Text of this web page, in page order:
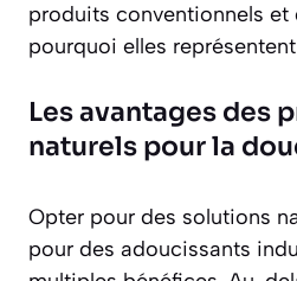
produits conventionnels et
pourquoi elles
Les avantages des
naturels pour la
Opter pour des solutions
pour des adoucissants